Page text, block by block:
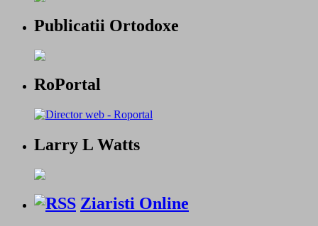
Publicatii Ortodoxe
RoPortal
Larry L Watts
Ziaristi Online